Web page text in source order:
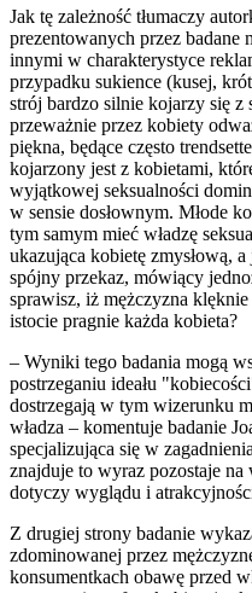
Jak tę zależność tłumaczy
prezentowanych przez badane
innymi w charakterystyce
przypadku sukience (kusej,
strój bardzo silnie kojarzy się z
przeważnie przez kobiety
piękna, będące często
kojarzony jest z kobietami,
wyjątkowej seksualności
w sensie dosłownym. Młode
tym samym mieć władzę
ukazująca kobietę zmysłową,
spójny przekaz, mówiący
sprawisz, iż mężczyzna
istocie pragnie każda kobieta?
– Wyniki tego badania mogą
postrzeganiu ideału
dostrzegają w tym wizerunku
władza – komentuje badanie
specjalizująca się w
znajduje to wyraz pozostaje
dotyczy wyglądu i
Z drugiej strony badanie
zdominowanej przez
konsumentkach obawę przed